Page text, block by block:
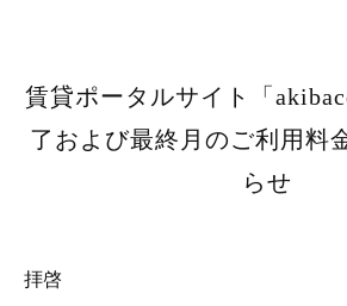
賃貸ポータルサイト「
了および最終月のご利用料
らせ
拝啓